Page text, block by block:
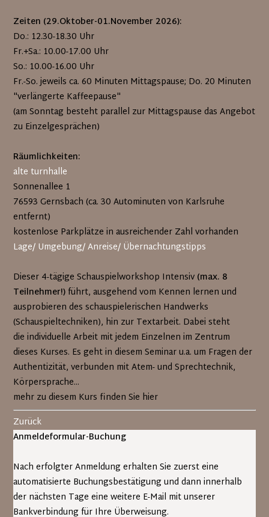
Zeiten (29.Oktober-01.November 2026):
Do.: 12.30-18.30 Uhr
Fr.+Sa.: 10.00-17.00 Uhr
So.: 10.00-16.00 Uhr
Fr.-So. jeweils ca. 60 Minuten Mittagspause; Do. 20 Minuten
"verlängerte Kaffeepause"
(am Sonntag besteht parallel zur Mittagspause das Angebot
zu Einzelgesprächen)
Räumlichkeiten:
alte turnhalle
Sonnenallee 1
76593 Gernsbach (ca. 30 Autominuten von Karlsruhe
entfernt)
kostenlose Parkplätze in ausreichender Zahl vorhanden
Lage/ Umgebung/ Anreise/ Übernachtungstipps
Dieser 4-tägige Schauspielworkshop Intensiv (max. 8
Teilnehmer!)führt, ausgehend vom Kennen lernen und
ausprobieren des schauspielerischen Handwerks
(Schauspieltechniken), hin zur Textarbeit. Dabei steht
die individuelle Arbeit mit jedem Einzelnen im Zentrum
dieses Kurses. Es geht in diesem Seminar u.a. um Fragen der
Authentizität, verbunden mit Atem- und Sprechtechnik,
Körpersprache...
mehr zu diesem Kurs finden Sie hier
Zurück
Anmeldeformular-Buchung
Nach erfolgter Anmeldung erhalten Sie zuerst eine
automatisierte Buchungsbestätigung und dann innerhalb
der nächsten Tage eine weitere E-Mail mit unserer
Bankverbindung für Ihre Überweisung.